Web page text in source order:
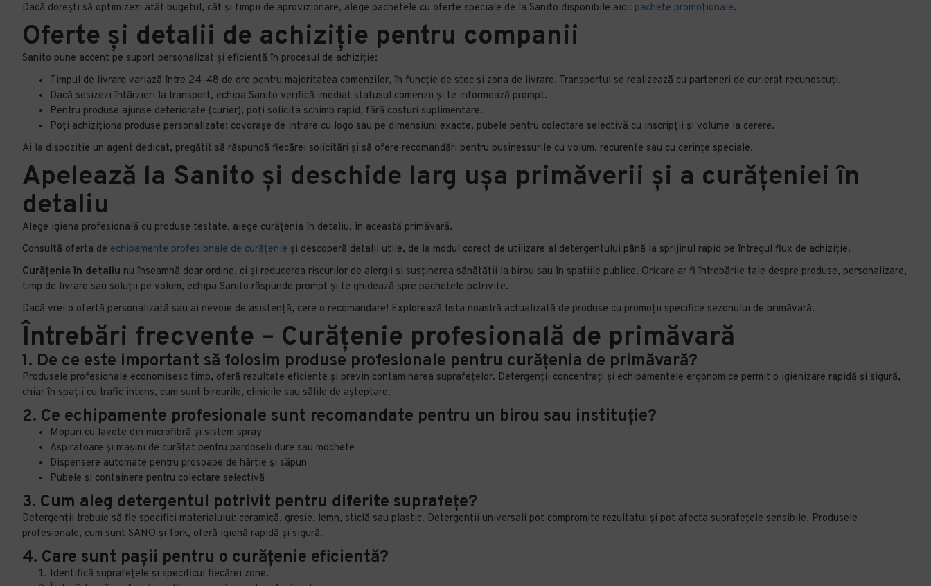
Dacă dorești să optimizezi atât bugetul, cât și timpii de aprovizionare, alege pachetele cu oferte speciale de la Sanito disponibile aici: pachete promoționale.
Oferte și detalii de achiziție pentru companii
Sanito pune accent pe suport personalizat și eficiență în procesul de achiziție:
Timpul de livrare variază între 24-48 de ore pentru majoritatea comenzilor, în funcție de stoc și zona de livrare. Transportul se realizează cu parteneri de curierat recunoscuți.
Dacă sesizezi întârzieri la transport, echipa Sanito verifică imediat statusul comenzii și te informează prompt.
Pentru produse ajunse deteriorate (curier), poți solicita schimb rapid, fără costuri suplimentare.
Poți achiziționa produse personalizate: covorașe de intrare cu logo sau pe dimensiuni exacte, pubele pentru colectare selectivă cu inscripții și volume la cerere.
Ai la dispoziție un agent dedicat, pregătit să răspundă fiecărei solicitări și să ofere recomandări pentru businessurile cu volum, recurente sau cu cerințe speciale.
Apelează la Sanito și deschide larg ușa primăverii și a curățeniei în
detaliu
Alege igiena profesională cu produse testate, alege curățenia în detaliu, în această primăvară.
Consultă oferta de echipamente profesionale de curățenie și descoperă detalii utile, de la modul corect de utilizare al detergentului până la sprijinul rapid pe întregul flux de achiziție.
Curățenia în detaliu nu înseamnă doar ordine, ci și reducerea riscurilor de alergii și susținerea sănătății la birou sau în spațiile publice. Oricare ar fi întrebările tale despre produse, personalizare,
timp de livrare sau soluții pe volum, echipa Sanito răspunde prompt și te ghidează spre pachetele potrivite.
Dacă vrei o ofertă personalizată sau ai nevoie de asistență, cere o recomandare! Explorează lista noastră actualizată de produse cu promoții specifice sezonului de primăvară.
Întrebări frecvente – Curățenie profesională de primăvară
1. De ce este important să folosim produse profesionale pentru curățenia de primăvară?
Produsele profesionale economisesc timp, oferă rezultate eficiente și previn contaminarea suprafețelor. Detergenții concentrați și echipamentele ergonomice permit o igienizare rapidă și sigură,
chiar în spații cu trafic intens, cum sunt birourile, clinicile sau sălile de așteptare.
2. Ce echipamente profesionale sunt recomandate pentru un birou sau instituție?
Mopuri cu lavete din microfibră și sistem spray
Aspiratoare și mașini de curățat pentru pardoseli dure sau mochete
Dispensere automate pentru prosoape de hârtie și săpun
Pubele și containere pentru colectare selectivă
3. Cum aleg detergentul potrivit pentru diferite suprafețe?
Detergenții trebuie să fie specifici materialului: ceramică, gresie, lemn, sticlă sau plastic. Detergenții universali pot compromite rezultatul și pot afecta suprafețele sensibile. Produsele
profesionale, cum sunt SANO și Tork, oferă igienă rapidă și sigură.
4. Care sunt pașii pentru o curățenie eficientă?
Identifică suprafețele și specificul fiecărei zone.